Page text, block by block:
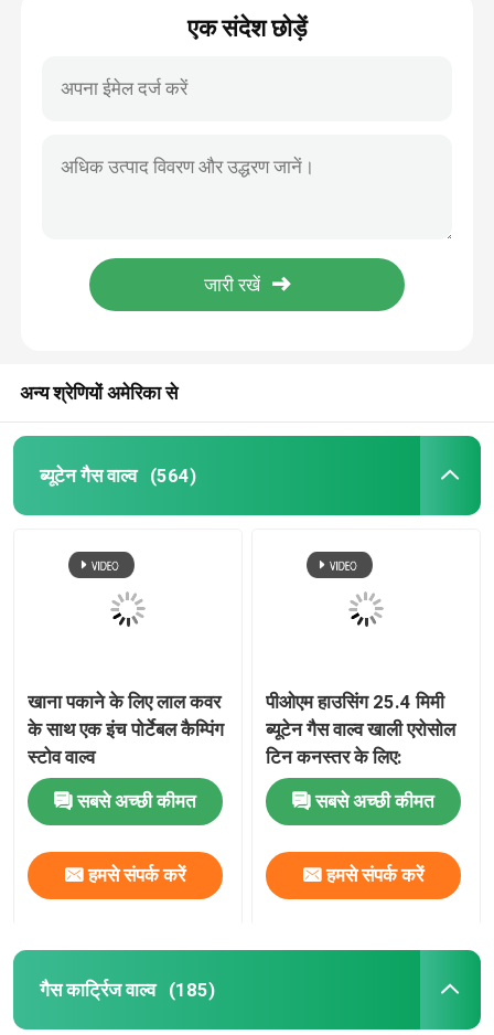
एक संदेश छोड़ें
अन्य श्रेणियों अमेरिका से
ब्यूटेन गैस वाल्व (564)
खाना पकाने के लिए लाल कवर
के साथ एक इंच पोर्टेबल कैम्पिंग
स्टोव वाल्व
सबसे अच्छी कीमत
हमसे संपर्क करें
पीओएम हाउसिंग 25.4 मिमी
ब्यूटेन गैस वाल्व खाली एरोसोल
टिन कनस्तर के लिए:
सबसे अच्छी कीमत
हमसे संपर्क करें
गैस कार्ट्रिज वाल्व (185)